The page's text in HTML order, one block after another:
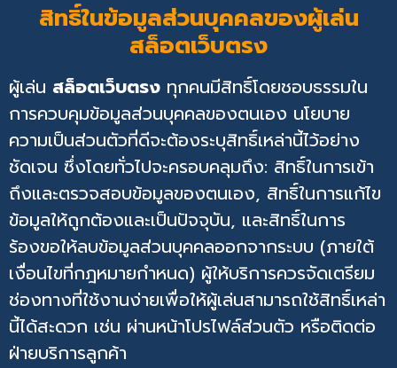
สิทธิ์ในข้อมูลส่วนบุคคลของผู้เล่น
สล็อตเว็บตรง
ผู้เล่น สล็อตเว็บตรง ทุกคนมีสิทธิ์โดยชอบธรรมใน
การควบคุมข้อมูลส่วนบุคคลของตนเอง นโยบาย
ความเป็นส่วนตัวที่ดีจะต้องระบุสิทธิ์เหล่านี้ไว้อย่าง
ชัดเจน ซึ่งโดยทั่วไปจะครอบคลุมถึง: สิทธิ์ในการเข้า
ถึงและตรวจสอบข้อมูลของตนเอง, สิทธิ์ในการแก้ไข
ข้อมูลให้ถูกต้องและเป็นปัจจุบัน, และสิทธิ์ในการ
ร้องขอให้ลบข้อมูลส่วนบุคคลออกจากระบบ (ภายใต้
เงื่อนไขที่กฎหมายกำหนด) ผู้ให้บริการควรจัดเตรียม
ช่องทางที่ใช้งานง่ายเพื่อให้ผู้เล่นสามารถใช้สิทธิ์เหล่า
นี้ได้สะดวก เช่น ผ่านหน้าโปรไฟล์ส่วนตัว หรือติดต่อ
ฝ่ายบริการลูกค้า